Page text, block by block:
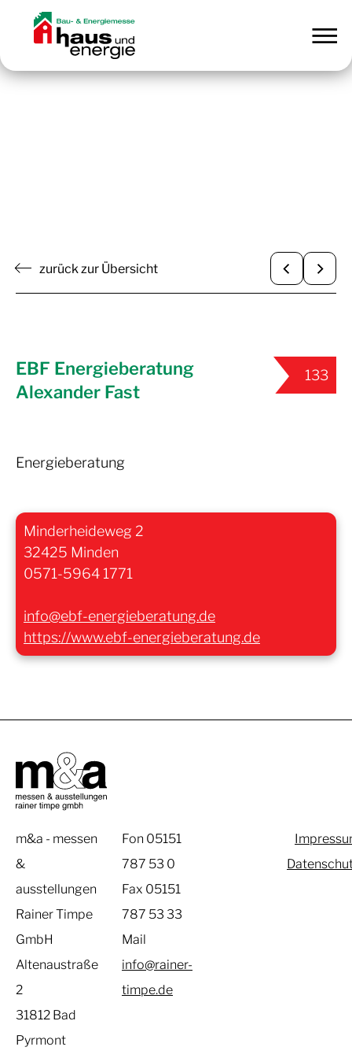
zurück zur Übersicht
EBF Energieberatung
Alexander Fast
133
Energieberatung
Minderheideweg 2
32425 Minden
0571-5964 1771
info@ebf-energieberatung.de
https://www.ebf-energieberatung.de
m&a - messen
&
ausstellungen
Rainer Timpe
GmbH
Altenaustraße
2
31812 Bad
Pyrmont
Fon 05151
787 53 0
Fax 05151
787 53 33
Mail
info@rainer-
timpe.de